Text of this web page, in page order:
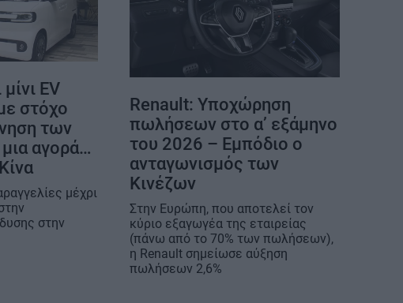
EV
στόχο
των
αγορά…
μέχρι
στην
Renault: Υποχώρηση
πωλήσεων στο α’ εξάμηνο
του 2026 – Εμπόδιο ο
ανταγωνισμός των
Κινέζων
Στην Ευρώπη, που αποτελεί τον
κύριο εξαγωγέα της εταιρείας
(πάνω από το 70% των πωλήσεων),
η Renault σημείωσε αύξηση
πωλήσεων 2,6%